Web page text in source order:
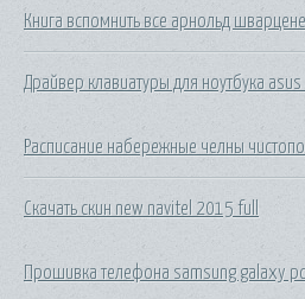
Книга вспомнить все арнольд
Драйвер клавиатуры для ноутбука
Расписание набережные челны
Скачать скин new navitel 2015 full
Прошивка телефона samsung galaxy